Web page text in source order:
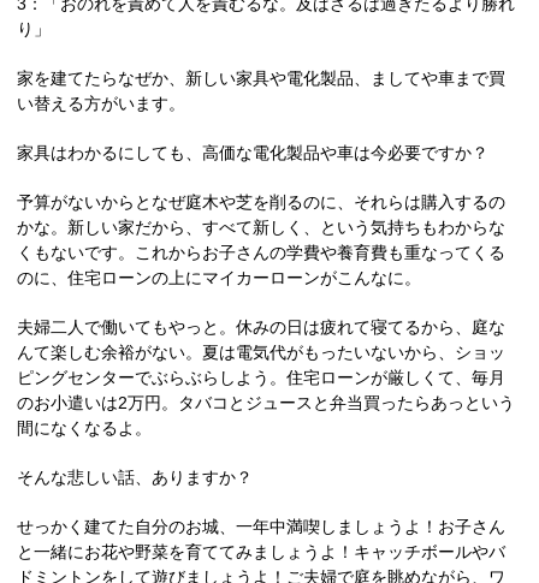
り」
家を建てたらなぜか、新しい家具や電化製品、ましてや車まで買
い替える方がいます。
家具はわかるにしても、高価な電化製品や車は今必要ですか？
予算がないからとなぜ庭木や芝を削るのに、それらは購入するの
かな。新しい家だから、すべて新しく、という気持ちもわからな
くもないです。これからお子さんの学費や養育費も重なってくる
のに、住宅ローンの上にマイカーローンがこんなに。
夫婦二人で働いてもやっと。休みの日は疲れて寝てるから、庭な
んて楽しむ余裕がない。夏は電気代がもったいないから、ショッ
ピングセンターでぶらぶらしよう。住宅ローンが厳しくて、毎月
のお小遣いは2万円。タバコとジュースと弁当買ったらあっという
間になくなるよ。
そんな悲しい話、ありますか？
せっかく建てた自分のお城、一年中満喫しましょうよ！お子さん
と一緒にお花や野菜を育ててみましょうよ！キャッチボールやバ
ドミントンをして遊びましょうよ！ご夫婦で庭を眺めながら、ワ